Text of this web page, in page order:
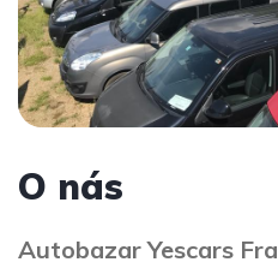
O nás
Autobazar Yescars